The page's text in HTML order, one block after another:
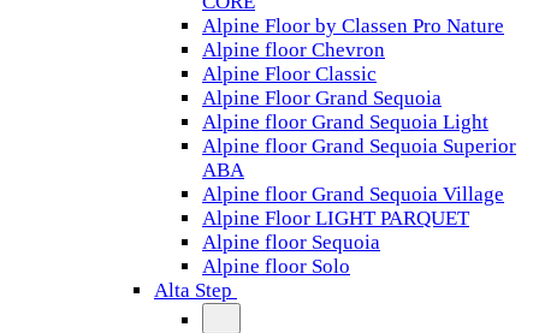
Alpine Floor by Classen Pro Nature
Alpine floor Chevron
Alpine Floor Classic
Alpine Floor Grand Sequoia
Alpine floor Grand Sequoia Light
Alpine floor Grand Sequoia Superior
ABA
Alpine floor Grand Sequoia Village
Alpine Floor LIGHT PARQUET
Alpine floor Sequoia
Alpine floor Solo
Alta Step